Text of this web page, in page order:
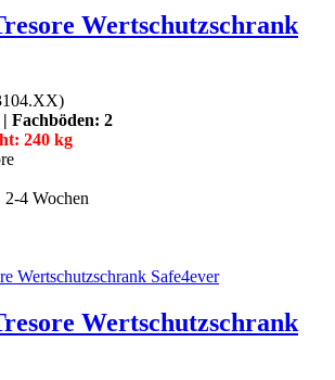
Wertschutzschrank
)
Fachböden: 2
240 kg
2-4 Wochen
Wertschutzschrank